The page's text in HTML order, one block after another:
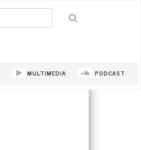
MULTIMEDIA PODCAST